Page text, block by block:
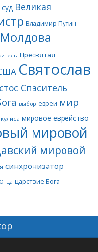
Великая
Владимир Путин
Молдова
Пресвятая
Святослав
Спаситель
выбор евреи мир
мировое еврейство
мировой
мировой
синхронизатор
царствие Бога